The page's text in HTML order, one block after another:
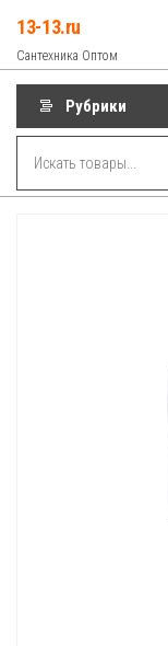
содержимому
13-13.ru
Сантехника Оптом
Рубрики